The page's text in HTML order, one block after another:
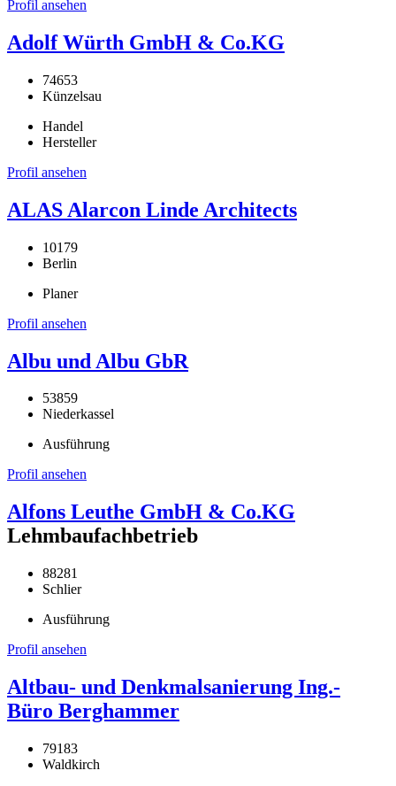
Profil ansehen
Adolf Würth GmbH & Co.KG
74653
Künzelsau
Handel
Hersteller
Profil ansehen
ALAS Alarcon Linde Architects
10179
Berlin
Planer
Profil ansehen
Albu und Albu GbR
53859
Niederkassel
Ausführung
Profil ansehen
Alfons Leuthe GmbH & Co.KG
Lehmbaufachbetrieb
88281
Schlier
Ausführung
Profil ansehen
Altbau- und Denkmalsanierung Ing.-
Büro Berghammer
79183
Waldkirch